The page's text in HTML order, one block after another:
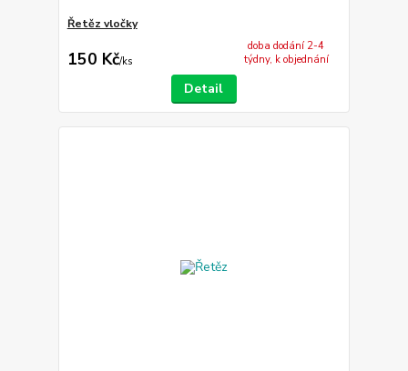
Řetěz vločky
150 Kč/ks
doba dodání 2-4
týdny, k objednání
Detail